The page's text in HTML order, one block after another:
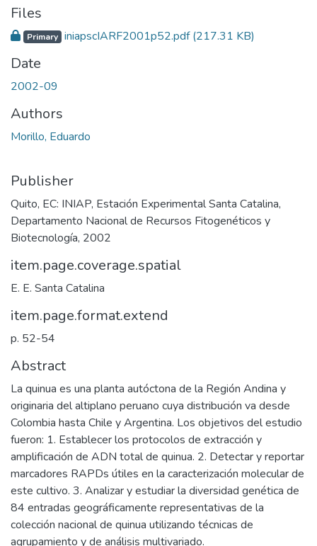
Files
Primary iniapscIARF2001p52.pdf(217.31 KB)
Date
2002-09
Authors
Morillo, Eduardo
Publisher
Quito, EC: INIAP, Estación Experimental Santa Catalina,
Departamento Nacional de Recursos Fitogenéticos y
Biotecnología, 2002
item.page.coverage.spatial
E. E. Santa Catalina
item.page.format.extend
p. 52-54
Abstract
La quinua es una planta autóctona de la Región Andina y
originaria del altiplano peruano cuya distribución va desde
Colombia hasta Chile y Argentina. Los objetivos del estudio
fueron: 1. Establecer los protocolos de extracción y
amplificación de ADN total de quinua. 2. Detectar y reportar
marcadores RAPDs útiles en la caracterización molecular de
este cultivo. 3. Analizar y estudiar la diversidad genética de
84 entradas geográficamente representativas de la
colección nacional de quinua utilizando técnicas de
agrupamiento y de análisis multivariado.